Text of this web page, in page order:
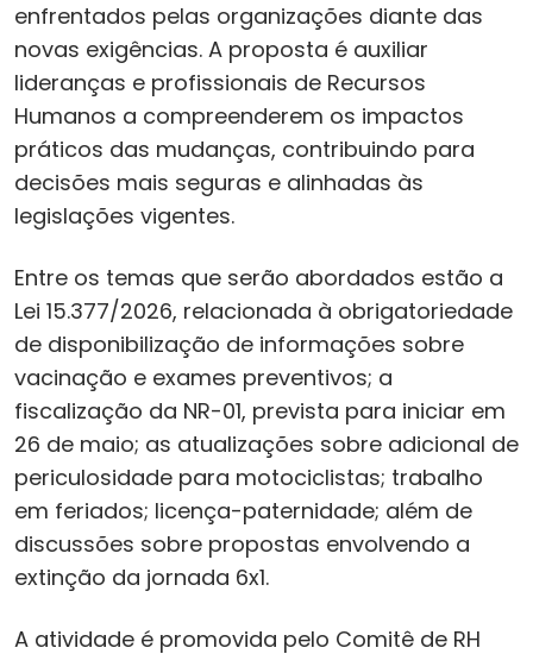
enfrentados pelas organizações diante das
novas exigências. A proposta é auxiliar
lideranças e profissionais de Recursos
Humanos a compreenderem os impactos
práticos das mudanças, contribuindo para
decisões mais seguras e alinhadas às
legislações vigentes.
Entre os temas que serão abordados estão a
Lei 15.377/2026, relacionada à obrigatoriedade
de disponibilização de informações sobre
vacinação e exames preventivos; a
fiscalização da NR-01, prevista para iniciar em
26 de maio; as atualizações sobre adicional de
periculosidade para motociclistas; trabalho
em feriados; licença-paternidade; além de
discussões sobre propostas envolvendo a
extinção da jornada 6x1.
A atividade é promovida pelo Comitê de RH